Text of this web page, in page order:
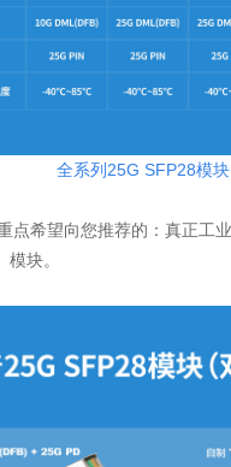
全系列25G SFP28模块
点希望向您推荐的：
块。